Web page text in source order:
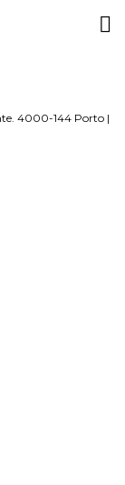
4000-144 Porto|